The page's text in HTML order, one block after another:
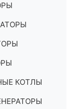
КОТЛЫ